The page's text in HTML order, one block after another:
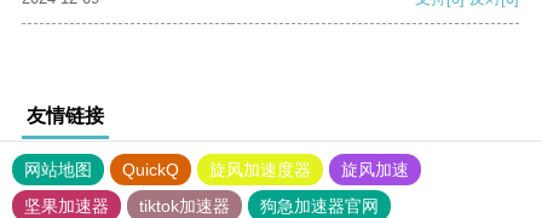
友情链接
网站地图 QuickQ 旋风加速度器
旋风加速
坚果加速器
tiktok加速器
狗急加速器官网